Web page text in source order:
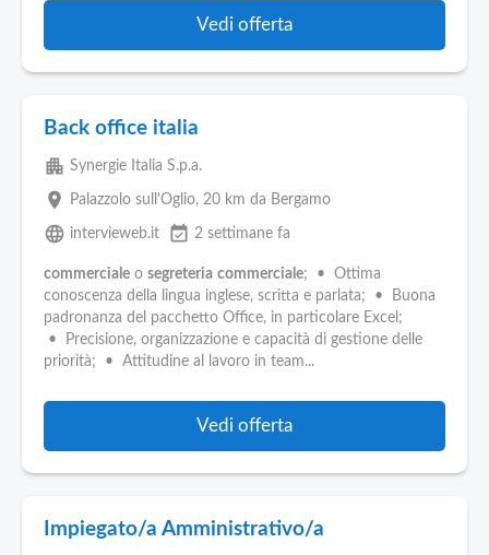
Vedi offerta
Back office italia
apartment Synergie Italia S.p.a.
place Palazzolo sull'Oglio, 20 km da Bergamo
language intervieweb.it event_available 2 settimane fa
commerciale o segreteria commerciale; • Ottima
conoscenza della lingua inglese, scritta e parlata; • Buona
padronanza del pacchetto Office, in particolare Excel;
• Precisione, organizzazione e capacità di gestione delle
priorità; • Attitudine al lavoro in team...
Vedi offerta
Impiegato/a Amministrativo/a